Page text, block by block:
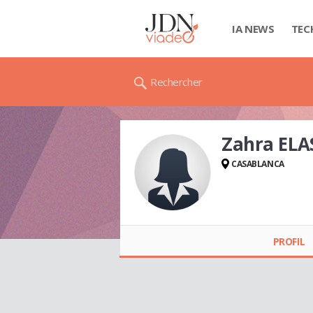
IA NEWS
Rechercher
Zahra
CASABLANCA
PROFIL